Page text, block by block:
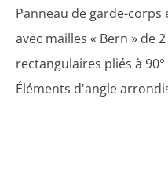
Panneau de garde-corps
avec mailles « Bern » de
rectangulaires pliés à
Éléments d'angle